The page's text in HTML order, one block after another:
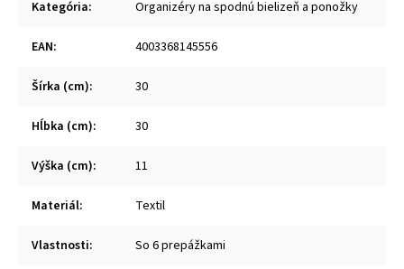
Kategória: Organizéry na spodnú bielizeň a ponožky
EAN: 4003368145556
Šírka (cm): 30
Hĺbka (cm): 30
Výška (cm): 11
Materiál: Textil
Vlastnosti: So 6 prepážkami